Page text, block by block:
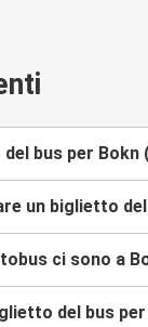
bus per Bokn
un biglietto
ci sono a
del bus